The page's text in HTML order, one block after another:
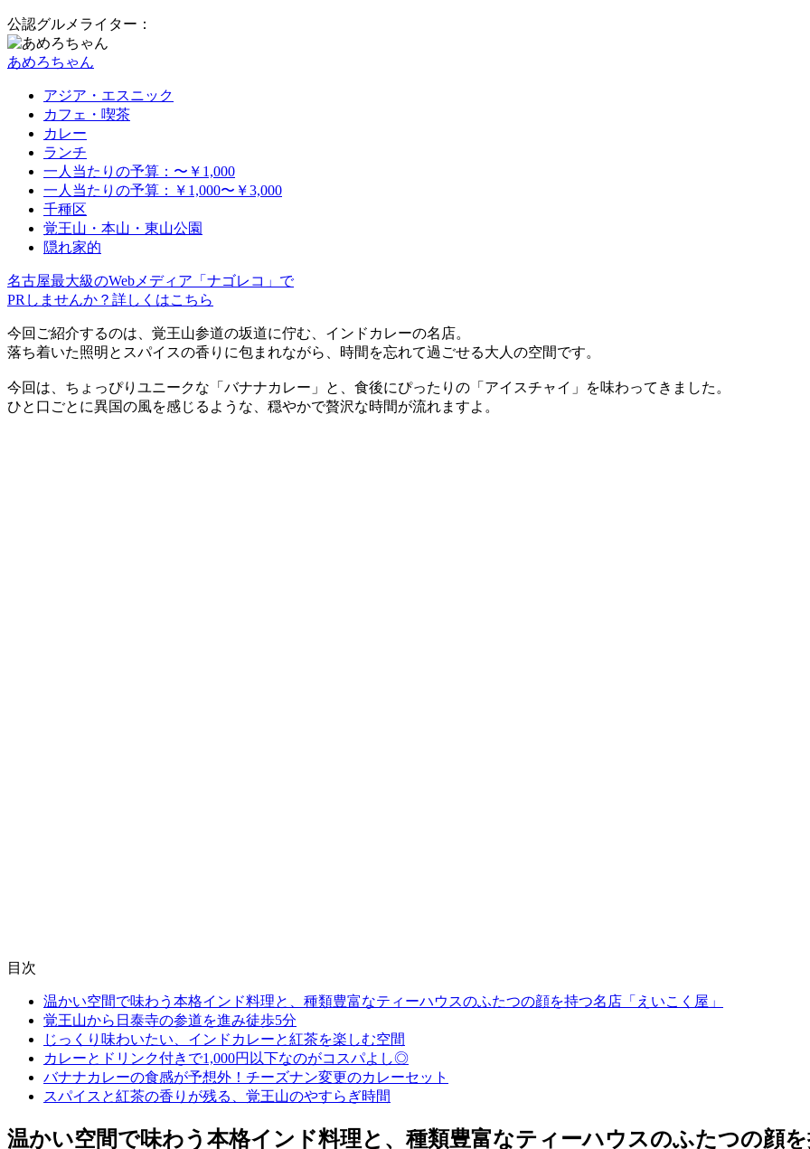
公認グルメライター：
あめろちゃん
アジア・エスニック
カフェ・喫茶
カレー
ランチ
一人当たりの予算：〜￥1,000
一人当たりの予算：￥1,000〜￥3,000
千種区
覚王山・本山・東山公園
隠れ家的
名古屋最大級のWebメディア「ナゴレコ」で
PRしませんか？詳しくはこちら
今回ご紹介するのは、覚王山参道の坂道に佇む、インドカレーの名店。
落ち着いた照明とスパイスの香りに包まれながら、時間を忘れて過ごせる大人の空間です。
今回は、ちょっぴりユニークな「バナナカレー」と、食後にぴったりの「アイスチャイ」を味わってきました。
ひと口ごとに異国の風を感じるような、穏やかで贅沢な時間が流れますよ。
目次
温かい空間で味わう本格インド料理と、種類豊富なティーハウスのふたつの顔を持つ名店「えいこく屋」
覚王山から日泰寺の参道を進み徒歩5分
じっくり味わいたい、インドカレーと紅茶を楽しむ空間
カレーとドリンク付きで1,000円以下なのがコスパよし◎
バナナカレーの食感が予想外！チーズナン変更のカレーセット
スパイスと紅茶の香りが残る、覚王山のやすらぎ時間
温かい空間で味わう本格インド料理と、種類豊富なティーハウスのふたつの顔